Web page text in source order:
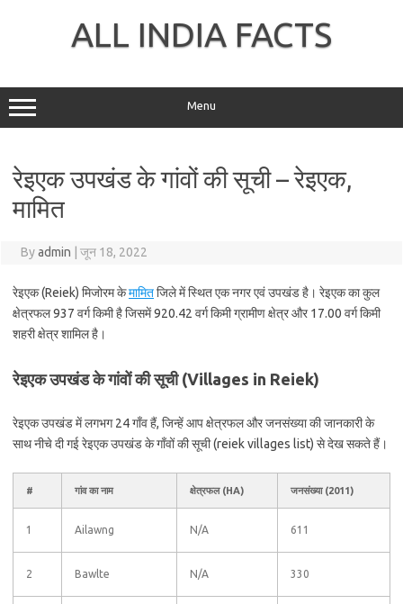
ALL INDIA FACTS
Menu
रेइएक उपखंड के गांवों की सूची – रेइएक,
मामित
Byadmin जून 18, 2022
रेइएक (Reiek) मिजोरम केमामितजिले में स्थित एक नगर एवं उपखंड है। रेइएक का कुल
क्षेत्रफल 937 वर्ग किमी है जिसमें 920.42 वर्ग किमी ग्रामीण क्षेत्र और 17.00 वर्ग किमी
शहरी क्षेत्र शामिल है।
रेइएक उपखंड के गांवों की सूची (Villages in Reiek)
रेइएक उपखंड में लगभग 24 गाँव हैं, जिन्हें आप क्षेत्रफल और जनसंख्या की जानकारी के
साथ नीचे दी गई रेइएक उपखंड के गाँवों की सूची (reiek villages list) से देख सकते हैं।
# गांव का नाम क्षेत्रफल (HA) जनसंख्या (2011)
1 Ailawng N/A 611
2 Bawlte N/A 330